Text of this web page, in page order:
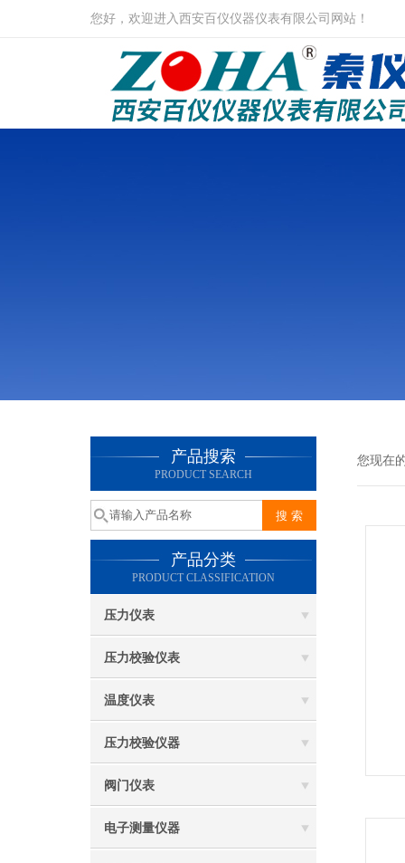
您好，欢迎进入西安百仪仪器仪表有限公司网站！
产品搜索
PRODUCT SEARCH
产品分类
PRODUCT CLASSIFICATION
压力仪表
压力校验仪表
温度仪表
压力校验仪器
阀门仪表
电子测量仪器
您现在